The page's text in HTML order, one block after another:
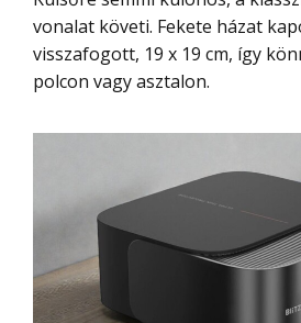
vonalat követi. Fekete házat
visszafogott, 19 x 19 cm, így
polcon vagy asztalon.